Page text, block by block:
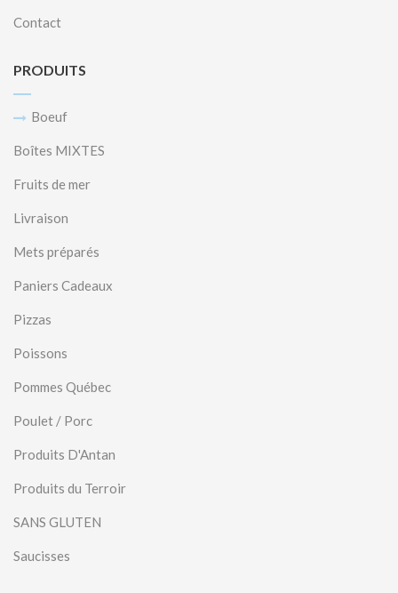
Contact
PRODUITS
Boeuf
Boîtes MIXTES
Fruits de mer
Livraison
Mets préparés
Paniers Cadeaux
Pizzas
Poissons
Pommes Québec
Poulet / Porc
Produits D'Antan
Produits du Terroir
SANS GLUTEN
Saucisses